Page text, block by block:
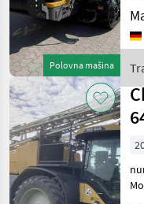
Polovna mašina